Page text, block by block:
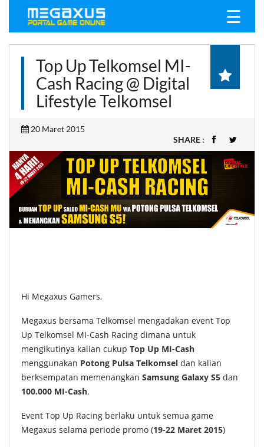
☰
Top Up Telkomsel MI-
Cash Racing @ Digital
Lifestyle Telkomsel
20 Maret 2015
SHARE :
Hi Megaxus Gamers,
Megaxus bersama Telkomsel mengadakan event Top
Up Telkomsel MI-Cash Racing dimana untuk
mengikutinya kalian cukup Top Up MI-Cash
menggunakan Potong Pulsa Telkomsel dan kalian
berksempatan memenangkan Samsung Galaxy S5 dan
100.000 MI-Cash.
Event Top Up Racing berlaku untuk semua game
Megaxus selama periode promo (19-22 Maret 2015)